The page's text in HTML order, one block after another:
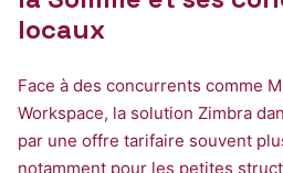
locaux
Face à des concurrents comme
Workspace, la solution Zimbra
par une offre tarifaire souvent
notamment pour les petites